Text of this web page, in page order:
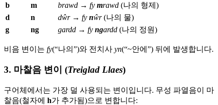
b
m brawd → fy mrawd (나의 형제)
d
n dŵr→ fy nŵr(나의 물)
g
ng gardd → fy ngardd (나의 정원)
비음 변이는 fy(“나의”)와 전치사 yn(“~안에”) 뒤에 발생합니다.
3. 마찰음 변이 (Treiglad Llaes)
구어체에서는 가장 덜 사용되는 변이입니다. 무성 파열음이 마
찰음(철자에 h가 추가됨)으로 변합니다: